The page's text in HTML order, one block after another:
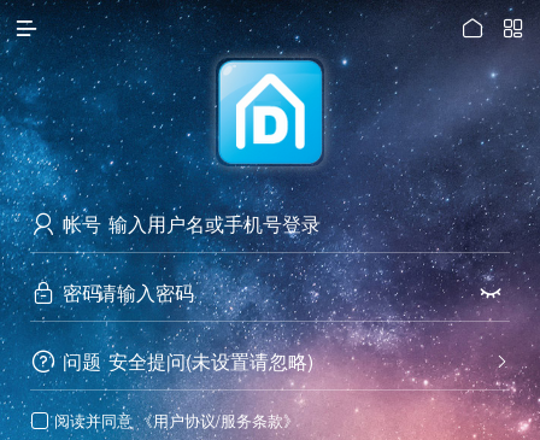

访问电脑版
 

 帐号
 密码 
 问题 
安全提问(未设置请忽略)
 阅读并同意 《用户协议/服务条款》